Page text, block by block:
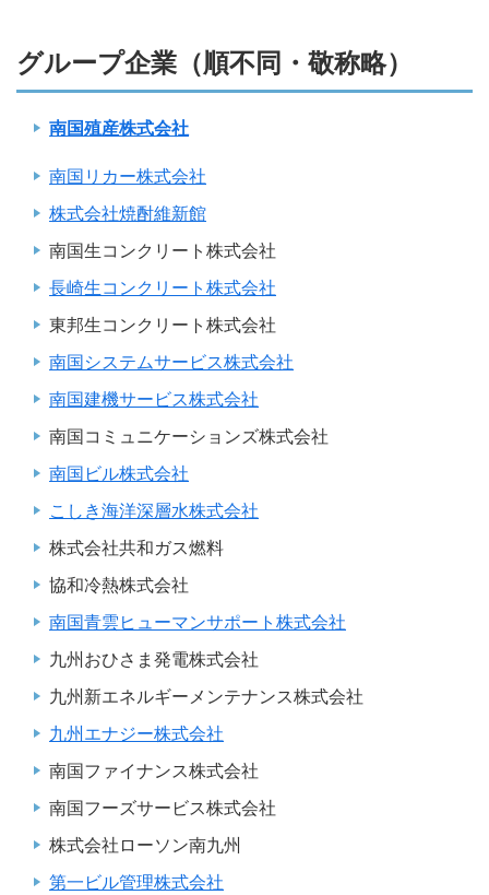
グループ企業（順不同・敬称略）
南国殖産株式会社
南国リカー株式会社
株式会社焼酎維新館
南国生コンクリート株式会社
長崎生コンクリート株式会社
東邦生コンクリート株式会社
南国システムサービス株式会社
南国建機サービス株式会社
南国コミュニケーションズ株式会社
南国ビル株式会社
こしき海洋深層水株式会社
株式会社共和ガス燃料
協和冷熱株式会社
南国青雲ヒューマンサポート株式会社
九州おひさま発電株式会社
九州新エネルギーメンテナンス株式会社
九州エナジー株式会社
南国ファイナンス株式会社
南国フーズサービス株式会社
株式会社ローソン南九州
第一ビル管理株式会社